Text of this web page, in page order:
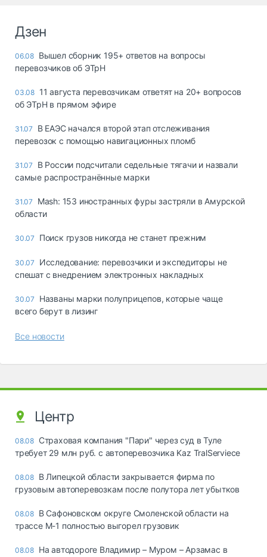
Дзен
06.08 Вышел сборник 195+ ответов на вопросы
перевозчиков об ЭТрН
03.08 11 августа перевозчикам ответят на 20+ вопросов
об ЭТрН в прямом эфире
31.07
В ЕАЭС начался второй этап отслеживания
перевозок с помощью навигационных пломб
31.07
В России подсчитали седельные тягачи и назвали
самые распространённые марки
31.07
Mash: 153 иностранных фуры застряли в Амурской
области
30.07 Поиск грузов никогда не станет прежним
30.07
Исследование: перевозчики и экспедиторы не
спешат с внедрением электронных накладных
30.07
Названы марки полуприцепов, которые чаще
всего берут в лизинг
Все новости
Центр
08.08 Страховая компания "Пари" через суд в Туле
требует 29 млн руб. с автоперевозчика Kaz TralServiece
08.08 В Липецкой области закрывается фирма по
грузовым автоперевозкам после полутора лет убытков
08.08 В Сафоновском округе Смоленской области на
трассе М-1 полностью выгорел грузовик
08.08 На автодороге Владимир – Муром – Арзамас в